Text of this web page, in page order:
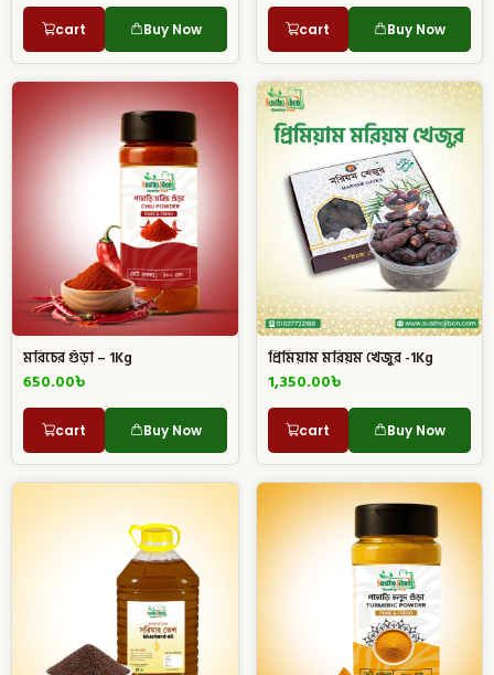
cart Buy Now cart Buy Now
মরিচের গুঁড়া – 1Kg
650.00৳
cart Buy Now
প্রিমিয়াম মরিয়ম খেজুর -1Kg
1,350.00৳
cart Buy Now